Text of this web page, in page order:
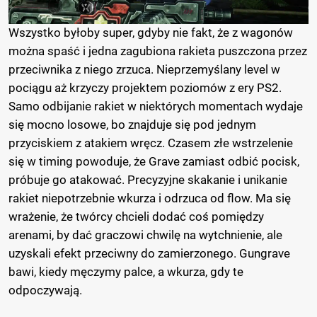
Wszystko byłoby super, gdyby nie fakt, że z wagonów
można spaść i jedna zagubiona rakieta puszczona przez
przeciwnika z niego zrzuca. Nieprzemyślany level w
pociągu aż krzyczy projektem poziomów z ery PS2.
Samo odbijanie rakiet w niektórych momentach wydaje
się mocno losowe, bo znajduje się pod jednym
przyciskiem z atakiem wręcz. Czasem złe wstrzelenie
się w timing powoduje, że Grave zamiast odbić pocisk,
próbuje go atakować. Precyzyjne skakanie i unikanie
rakiet niepotrzebnie wkurza i odrzuca od flow. Ma się
wrażenie, że twórcy chcieli dodać coś pomiędzy
arenami, by dać graczowi chwilę na wytchnienie, ale
uzyskali efekt przeciwny do zamierzonego. Gungrave
bawi, kiedy męczymy palce, a wkurza, gdy te
odpoczywają.